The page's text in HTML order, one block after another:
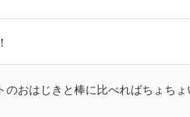
のおはじきと棒に比べればちょち